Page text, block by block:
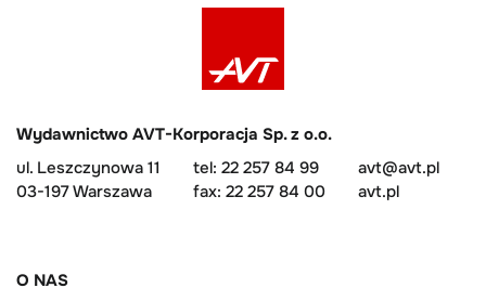
Wydawnictwo AVT-Korporacja Sp. z o.o.
ul. Leszczynowa 11
03-197 Warszawa
tel: 22 257 84 99
fax: 22 257 84 00
avt@avt.pl
avt.pl
O NAS